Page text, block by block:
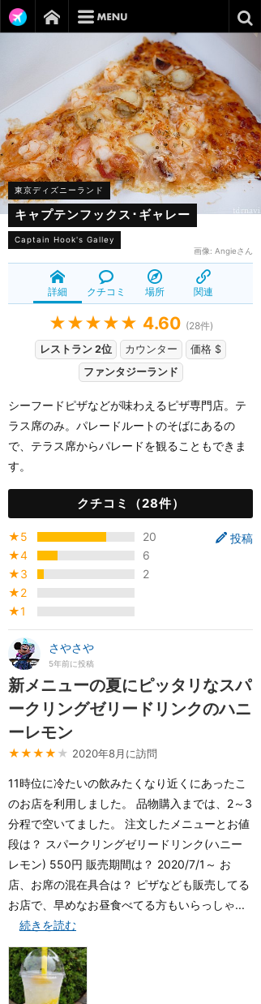
東京ディズニーランド
キャプテンフックス･ギャレー
Captain Hook's Galley
画像: Angieさん
詳細 クチコミ 場所 関連
★★★★★ 4.60 (28件)
レストラン 2位
カウンター
価格 $
ファンタジーランド
シーフードピザなどが味わえるピザ専門店。テ
ラス席のみ。パレードルートのそばにあるの
で、テラス席からパレードを観ることもできま
す。
クチコミ（28件）
投稿
★5
20
★4
6
★3
2
★2
★1
さやさや
5年前に投稿
新メニューの夏にピッタリなスパ
ークリングゼリードリンクのハニ
ーレモン
★★★★ ★ 2020年8月に訪問
11時位に冷たいの飲みたくなり近くにあったこ
のお店を利用しました。 品物購入までは、2～3
分程で空いてました。 注文したメニューとお値
段は？ スパークリングゼリードリンク(ハニー
レモン) 550円 販売期間は？ 2020/7/1～ お
店、お席の混在具合は？ ピザなども販売してる
お店で、早めなお昼食べてる方もいらっしゃ...
続きを読む